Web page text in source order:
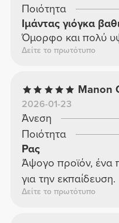
Ποιότητα
Ιμάντας γιόγκα
Όμορφο και πολύ
Δείτε το πρωτότυπο
Manon
2026-01-23
Άνεση
Ποιότητα
Ρας
Άψογο προϊόν, ένα
για την εκπαίδευση.
Δείτε το πρωτότυπο